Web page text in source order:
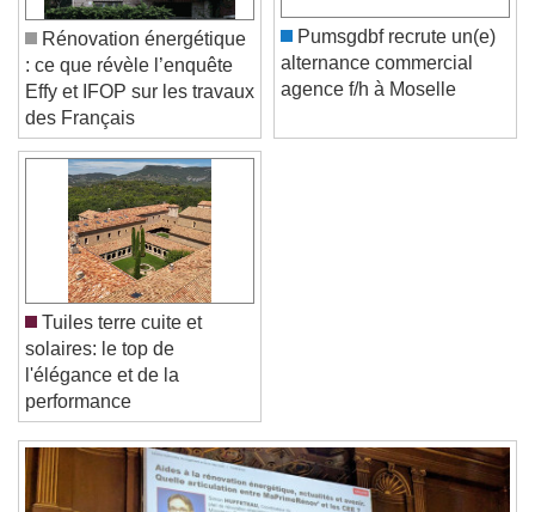
Color Opacity
Font Size
Text Edge Style
Font Family
Reset
Done
Close Modal Dialog
End of dialog window.
Rénovation énergétique
: ce que révèle l’enquête
Effy et IFOP sur les travaux
des Français
Pumsgdbf recrute un(e)
alternance commercial
Tuiles terre cuite et
solaires: le top de
l'élégance et de la
performance